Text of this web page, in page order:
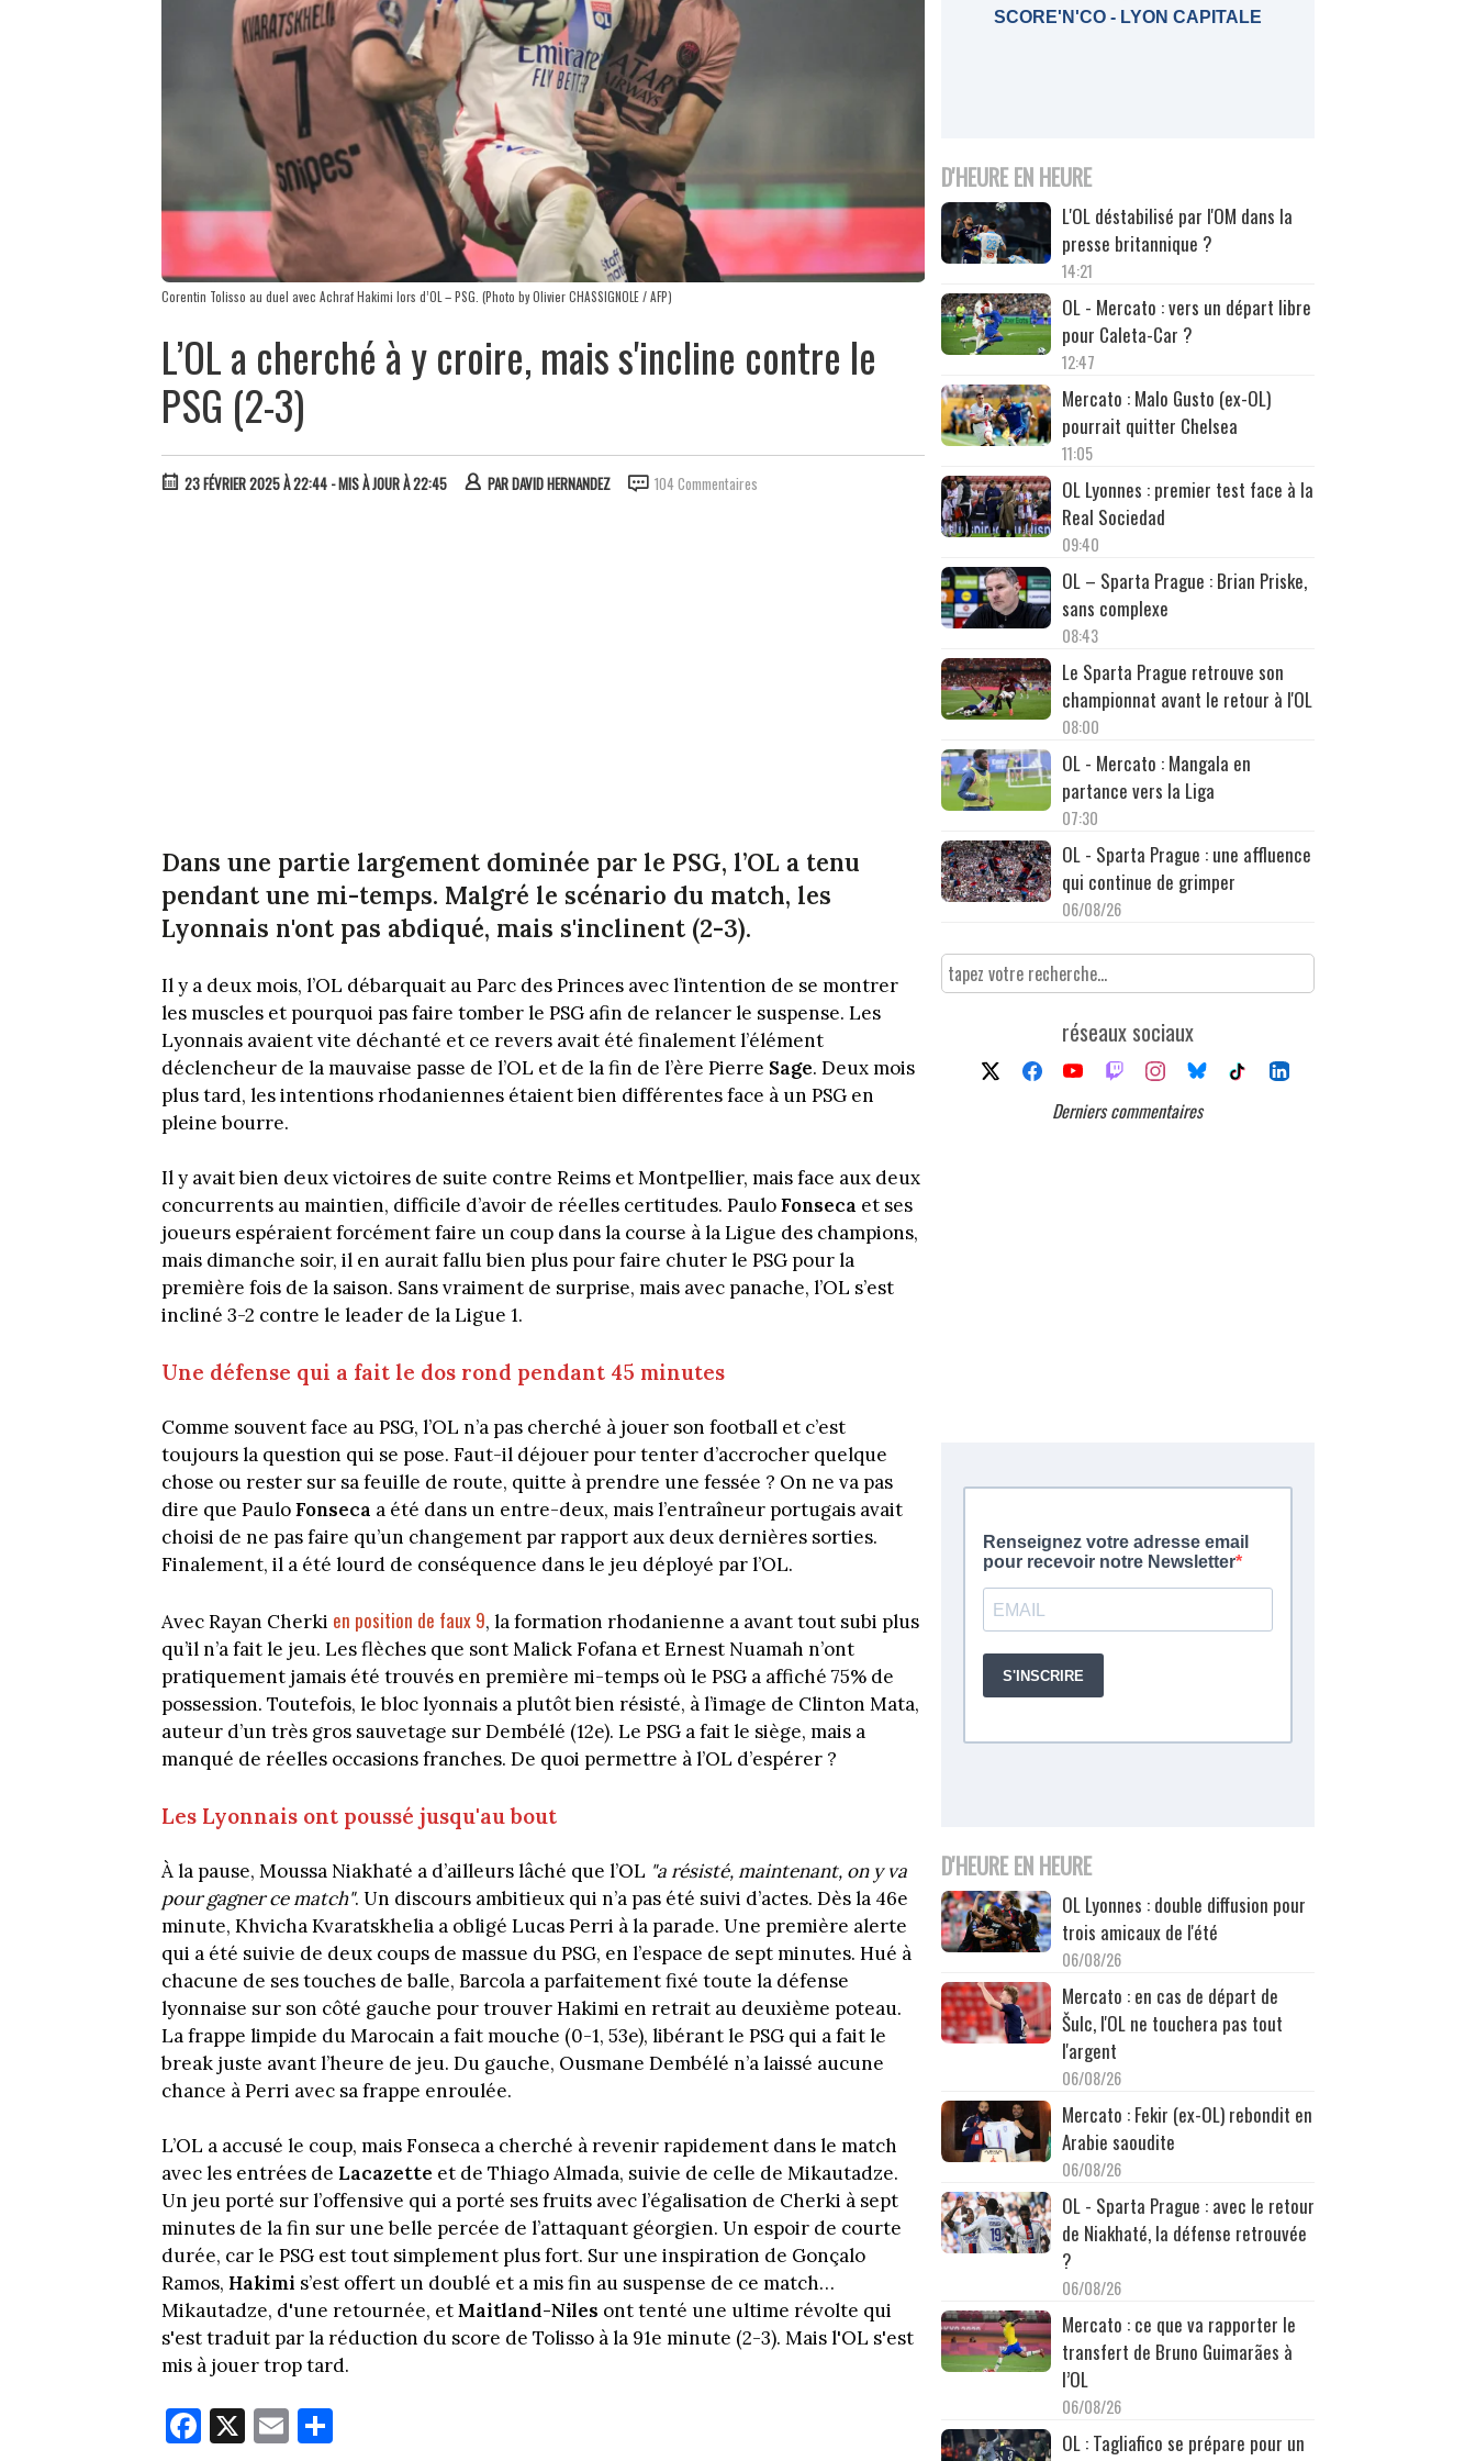
Corentin Tolisso au duel avec Achraf Hakimi lors d’OL – PSG. (Photo by Olivier CHASSIGNOLE / AFP)
L’OL a cherché à y croire, mais s'incline contre le
PSG (2-3)
23 FÉVRIER 2025 À 22:44 - MIS À JOUR À 22:45 PARDAVID HERNANDEZ 104 Commentaires
Dans une partie largement dominée par le PSG, l’OL a tenu
pendant une mi-temps. Malgré le scénario du match, les
Lyonnais n'ont pas abdiqué, mais s'inclinent (2-3).
Il y a deux mois, l’OL débarquait au Parc des Princes avec l’intention de se montrer
les muscles et pourquoi pas faire tomber le PSG afin de relancer le suspense. Les
Lyonnais avaient vite déchanté et ce revers avait été finalement l’élément
déclencheur de la mauvaise passe de l’OL et de la fin de l’ère Pierre Sage. Deux mois
plus tard, les intentions rhodaniennes étaient bien différentes face à un PSG en
pleine bourre.
Il y avait bien deux victoires de suite contre Reims et Montpellier, mais face aux deux
concurrents au maintien, difficile d’avoir de réelles certitudes. PauloFonseca et ses
joueurs espéraient forcément faire un coup dans la course à la Ligue des champions,
mais dimanche soir, il en aurait fallu bien plus pour faire chuter le PSG pour la
première fois de la saison. Sans vraiment de surprise, mais avec panache, l’OL s’est
incliné 3-2 contre le leader de la Ligue 1.
Une défense qui a fait le dos rond pendant 45 minutes
Comme souvent face au PSG, l’OL n’a pas cherché à jouer son football et c’est
toujours la question qui se pose. Faut-il déjouer pour tenter d’accrocher quelque
chose ou rester sur sa feuille de route, quitte à prendre une fessée ? On ne va pas
dire que PauloFonseca a été dans un entre-deux, mais l’entraîneur portugais avait
choisi de ne pas faire qu’un changement par rapport aux deux dernières sorties.
Finalement, il a été lourd de conséquence dans le jeu déployé par l’OL.
Avec Rayan Cherki en position de faux 9, la formation rhodanienne a avant tout subi plus
qu’il n’a fait le jeu. Les flèches que sont Malick Fofana et Ernest Nuamah n’ont
pratiquement jamais été trouvés en première mi-temps où le PSG a affiché 75% de
possession. Toutefois, le bloc lyonnais a plutôt bien résisté, à l’image de Clinton Mata,
auteur d’un très gros sauvetage sur Dembélé (12e). Le PSG a fait le siège, mais a
manqué de réelles occasions franches. De quoi permettre à l’OL d’espérer ?
Les Lyonnais ont poussé jusqu'au bout
À la pause, Moussa Niakhaté a d’ailleurs lâché que l’OL "a résisté, maintenant, on y va
pour gagner ce match". Un discours ambitieux qui n’a pas été suivi d’actes. Dès la 46e
minute, Khvicha Kvaratskhelia a obligé Lucas Perri à la parade. Une première alerte
qui a été suivie de deux coups de massue du PSG, en l’espace de sept minutes. Hué à
chacune de ses touches de balle, Barcola a parfaitement fixé toute la défense
lyonnaise sur son côté gauche pour trouver Hakimi en retrait au deuxième poteau.
La frappe limpide du Marocain a fait mouche (0-1, 53e), libérant le PSG qui a fait le
break juste avant l’heure de jeu. Du gauche, Ousmane Dembélé n’a laissé aucune
chance à Perri avec sa frappe enroulée.
L’OL a accusé le coup, mais Fonseca a cherché à revenir rapidement dans le match
avec les entrées de Lacazette et de Thiago Almada, suivie de celle de Mikautadze.
Un jeu porté sur l’offensive qui a porté ses fruits avec l’égalisation de Cherki à sept
minutes de la fin sur une belle percée de l’attaquant géorgien. Un espoir de courte
durée, car le PSG est tout simplement plus fort. Sur une inspiration de Gonçalo
Ramos, Hakimi s’est offert un doublé et a mis fin au suspense de ce match…
Mikautadze, d'une retournée, etMaitland-Niles ont tenté une ultime révolte qui
s'est traduit par la réduction du score de Tolisso à la 91e minute (2-3). Mais l'OL s'est
mis à jouer trop tard.
Fa X E
SCORE'N'CO - LYON CAPITALE
D'HEURE EN HEURE
L'OL déstabilisé par l'OM dans la
presse britannique ?
14:21
OL - Mercato : vers un départ libre
pour Caleta-Car ?
12:47
Mercato : Malo Gusto (ex-OL)
pourrait quitter Chelsea
11:05
OL Lyonnes : premier test face à la
Real Sociedad
09:40
OL – Sparta Prague : Brian Priske,
sans complexe
08:43
Le Sparta Prague retrouve son
championnat avant le retour à l'OL
08:00
OL - Mercato : Mangala en
partance vers la Liga
07:30
OL - Sparta Prague : une affluence
qui continue de grimper
06/08/26
réseaux sociaux
Derniers commentaires
D'HEURE EN HEURE
OL Lyonnes : double diffusion pour
trois amicaux de l'été
06/08/26
Mercato : en cas de départ de
Šulc, l'OL ne touchera pas tout
l'argent
06/08/26
Mercato : Fekir (ex-OL) rebondit en
Arabie saoudite
06/08/26
OL - Sparta Prague : avec le retour
de Niakhaté, la défense retrouvée
?
06/08/26
Mercato : ce que va rapporter le
transfert de Bruno Guimarães à
l’OL
06/08/26
OL : Tagliafico se prépare pour un